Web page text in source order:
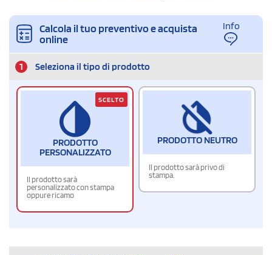
Calcola il tuo preventivo e acquista
online
Info
1 Seleziona il tipo di prodotto
PRODOTTO
PERSONALIZZATO
Il prodotto sarà
personalizzato con stampa
oppure ricamo
SCELTO
PRODOTTO NEUTRO
Il prodotto sarà privo di
stampa.